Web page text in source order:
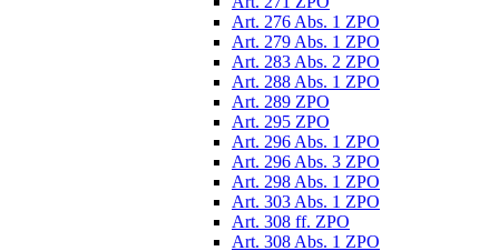
Art. 276 Abs. 1 ZPO
Art. 279 Abs. 1 ZPO
Art. 283 Abs. 2 ZPO
Art. 288 Abs. 1 ZPO
Art. 289 ZPO
Art. 295 ZPO
Art. 296 Abs. 1 ZPO
Art. 296 Abs. 3 ZPO
Art. 298 Abs. 1 ZPO
Art. 303 Abs. 1 ZPO
Art. 308 ff. ZPO
Art. 308 Abs. 1 ZPO